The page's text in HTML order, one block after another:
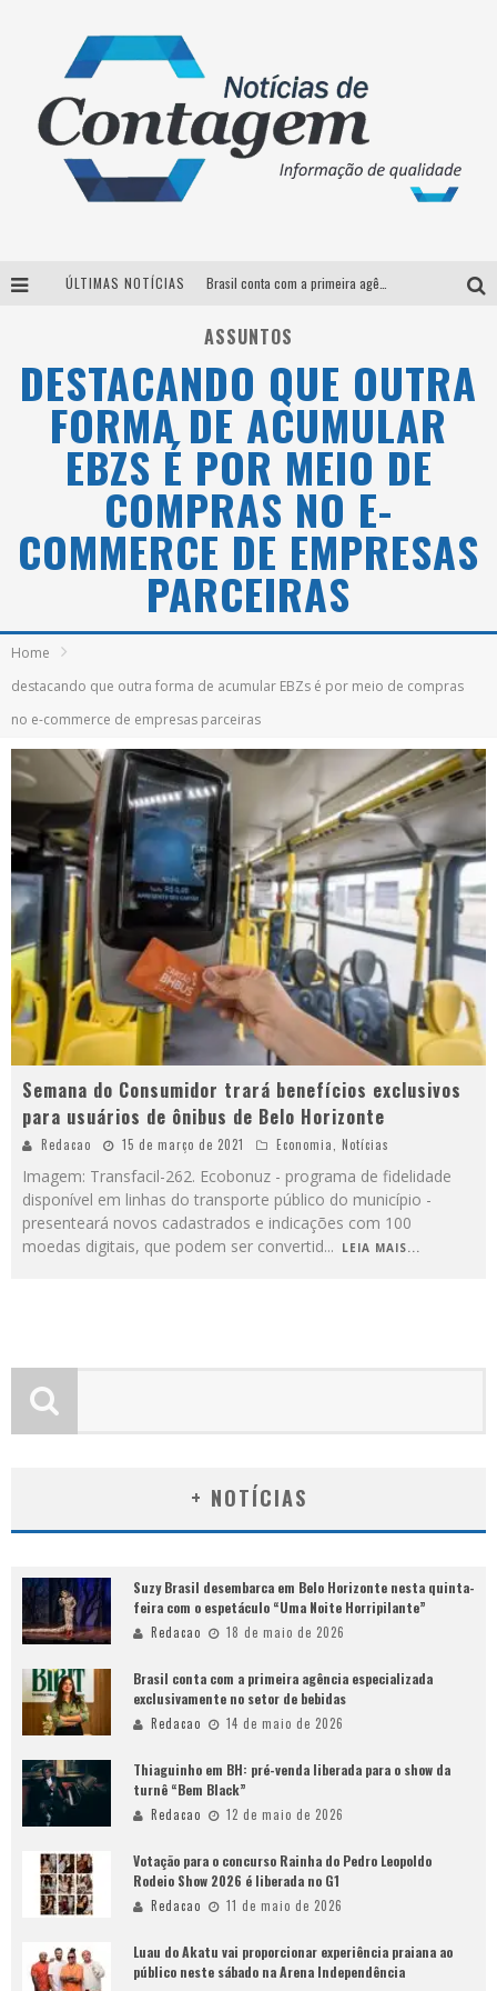
ÚLTIMAS NOTÍCIAS
Votação para o concurso Rainha do Pedro Leopoldo Rodeio Show 2026 é liberada no G1
Suzy Brasil desembarca em Belo Horizonte nesta quinta-feira com o espetáculo “Uma Noite Horripilante”
ASSUNTOS
DESTACANDO QUE OUTRA
FORMA DE ACUMULAR
EBZS É POR MEIO DE
COMPRAS NO E-
COMMERCE DE EMPRESAS
PARCEIRAS
Home
destacando que outra forma de acumular EBZs é por meio de compras
no e-commerce de empresas parceiras
Semana do Consumidor trará benefícios exclusivos
para usuários de ônibus de Belo Horizonte
Redacao 15 de março de 2021 Economia, Notícias
Imagem: Transfacil-262. Ecobonuz - programa de fidelidade
disponível em linhas do transporte público do município -
presenteará novos cadastrados e indicações com 100
moedas digitais, que podem ser convertid... LEIA MAIS...
+ NOTÍCIAS
Suzy Brasil desembarca em Belo Horizonte nesta quinta-
feira com o espetáculo “Uma Noite Horripilante”
Redacao 18 de maio de 2026
Brasil conta com a primeira agência especializada
exclusivamente no setor de bebidas
Redacao 14 de maio de 2026
Thiaguinho em BH: pré-venda liberada para o show da
turnê “Bem Black”
Redacao 12 de maio de 2026
Votação para o concurso Rainha do Pedro Leopoldo
Rodeio Show 2026 é liberada no G1
Redacao 11 de maio de 2026
Luau do Akatu vai proporcionar experiência praiana ao
público neste sábado na Arena Independência